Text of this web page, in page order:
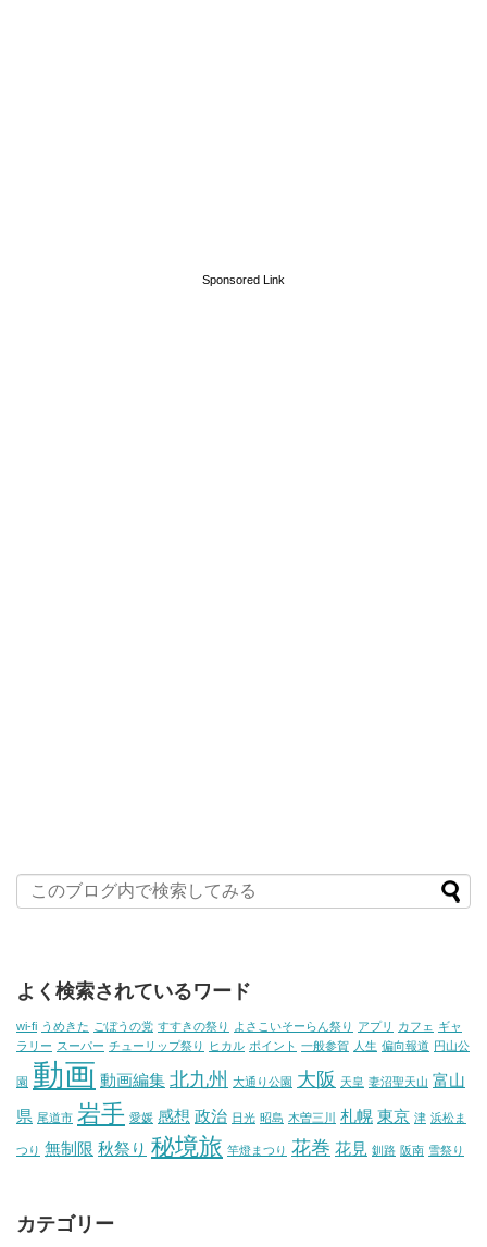
Sponsored Link
よく検索されているワード
wi-fi うめきた ごぼうの党 すすきの祭り よさこいそーらん祭り アプリ カフェ ギャ
ラリー スーパー チューリップ祭り ヒカル ポイント 一般参賀 人生 偏向報道 円山公
園 動画 動画編集 北九州 大通り公園 大阪 天皇 妻沼聖天山 富山
県 尾道市 岩手 愛媛 感想 政治 日光 昭島 木曽三川 札幌 東京 津 浜松ま
つり 無制限 秋祭り 秘境旅 竿燈まつり 花巻 花見 釧路 阪南 雪祭り
カテゴリー